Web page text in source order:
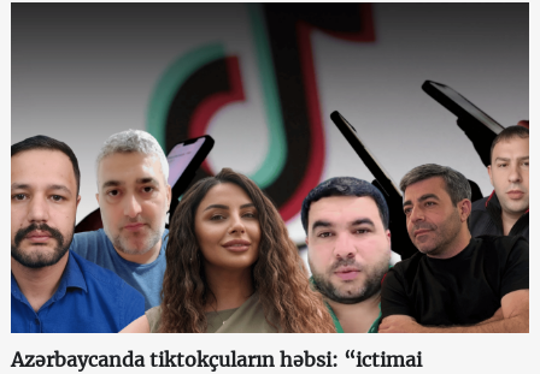
Azərbaycanda tiktokçuların həbsi: “ictimai